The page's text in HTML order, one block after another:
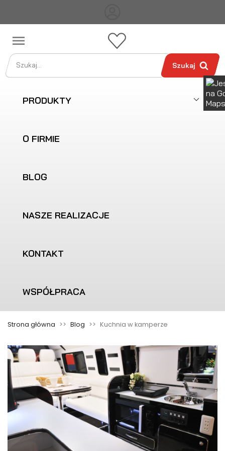

Szukaj
PRODUKTY
O FIRMIE
BLOG
NASZE REALIZACJE
KONTAKT
WSPÓŁPRACA
Strona główna Blog Kuchnia w kamperze